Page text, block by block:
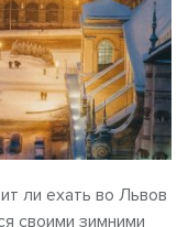
ли ехать во Львов
своими зимними